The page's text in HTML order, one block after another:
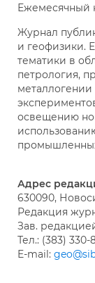
Ежемесячный
Журнал
и геофизики.
тематики в
петрология,
металлогении
освещению
Адрес
630090,
Редакция
Зав.
Тел.: (383) 330-
E-mail: